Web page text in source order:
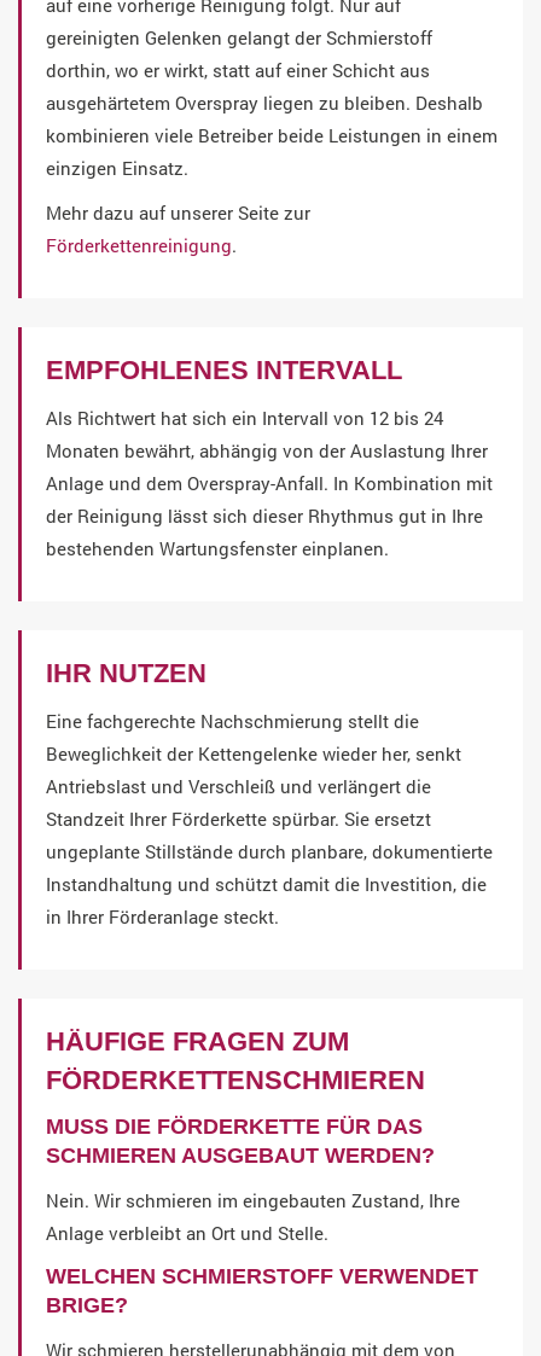
auf eine vorherige Reinigung folgt. Nur auf
gereinigten Gelenken gelangt der Schmierstoff
dorthin, wo er wirkt, statt auf einer Schicht aus
ausgehärtetem Overspray liegen zu bleiben. Deshalb
kombinieren viele Betreiber beide Leistungen in einem
einzigen Einsatz.
Mehr dazu auf unserer Seite zur
Förderkettenreinigung.
EMPFOHLENES INTERVALL
Als Richtwert hat sich ein Intervall von 12 bis 24
Monaten bewährt, abhängig von der Auslastung Ihrer
Anlage und dem Overspray-Anfall. In Kombination mit
der Reinigung lässt sich dieser Rhythmus gut in Ihre
bestehenden Wartungsfenster einplanen.
IHR NUTZEN
Eine fachgerechte Nachschmierung stellt die
Beweglichkeit der Kettengelenke wieder her, senkt
Antriebslast und Verschleiß und verlängert die
Standzeit Ihrer Förderkette spürbar. Sie ersetzt
ungeplante Stillstände durch planbare, dokumentierte
Instandhaltung und schützt damit die Investition, die
in Ihrer Förderanlage steckt.
HÄUFIGE FRAGEN ZUM
FÖRDERKETTENSCHMIEREN
MUSS DIE FÖRDERKETTE FÜR DAS
SCHMIEREN AUSGEBAUT WERDEN?
Nein. Wir schmieren im eingebauten Zustand, Ihre
Anlage verbleibt an Ort und Stelle.
WELCHEN SCHMIERSTOFF VERWENDET
BRIGE?
Wir schmieren herstellerunabhängig mit dem von